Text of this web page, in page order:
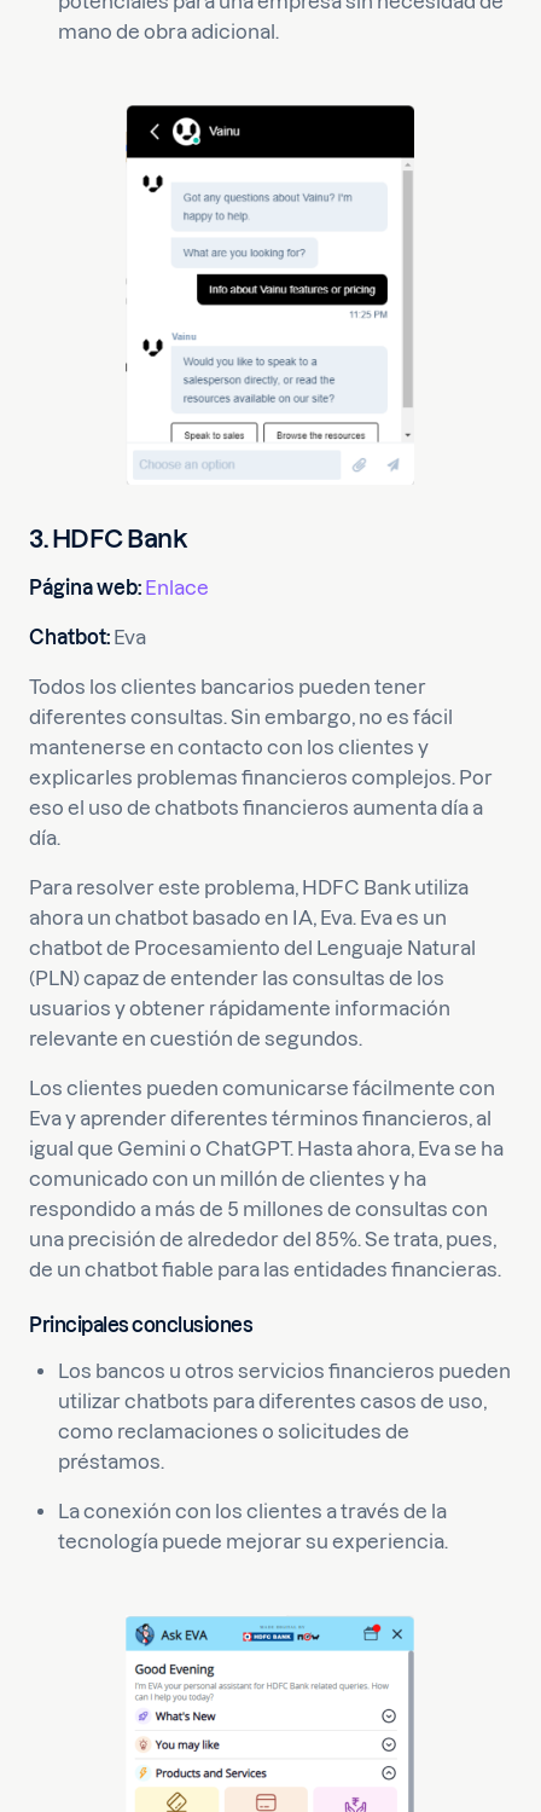
mano de obra adicional.
3. HDFC Bank
Página web: Enlace
Chatbot: Eva
Todos los clientes bancarios pueden tener
diferentes consultas. Sin embargo, no es fácil
mantenerse en contacto con los clientes y
explicarles problemas financieros complejos. Por
eso el uso de chatbots financieros aumenta día a
día.
Para resolver este problema, HDFC Bank utiliza
ahora un chatbot basado en IA, Eva. Eva es un
chatbot de Procesamiento del Lenguaje Natural
(PLN) capaz de entender las consultas de los
usuarios y obtener rápidamente información
relevante en cuestión de segundos.
Los clientes pueden comunicarse fácilmente con
Eva y aprender diferentes términos financieros, al
igual que Gemini o ChatGPT. Hasta ahora, Eva se ha
comunicado con un millón de clientes y ha
respondido a más de 5 millones de consultas con
una precisión de alrededor del 85%. Se trata, pues,
de un chatbot fiable para las entidades financieras.
Principales conclusiones
Los bancos u otros servicios financieros pueden
utilizar chatbots para diferentes casos de uso,
como reclamaciones o solicitudes de
préstamos.
La conexión con los clientes a través de la
tecnología puede mejorar su experiencia.